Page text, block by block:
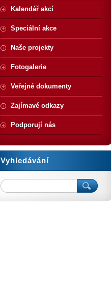
Kalendář akcí
Speciální akce
Naše projekty
Fotogalerie
Veřejné dokumenty
Zajímavé odkazy
Podporují nás
Vyhledávání